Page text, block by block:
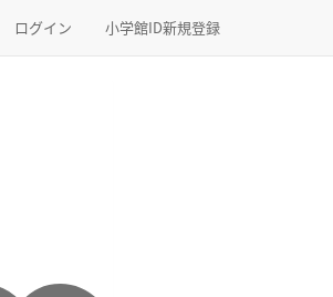
ログイン 小学館ID新規登録